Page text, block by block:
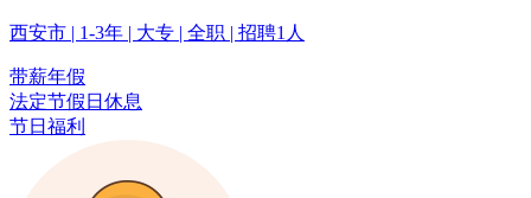
西安市 | 1-3年 | 大专 | 全职 | 招聘1人
带薪年假
法定节假日休息
节日福利